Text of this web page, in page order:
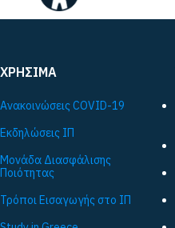
ΧΡΗΣΙΜΑ
Ανακοινώσεις COVID-19
Εκδηλώσεις ΙΠ
Μονάδα Διασφάλισης
Ποιότητας
Τρόποι Εισαγωγής στο ΙΠ